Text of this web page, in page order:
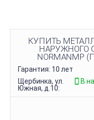
КУПИТЬ
НАРУЖНОГО
NORMANMP
Гарантия: 10 лет
Щербинка, ул.
Южная, д.10:
В